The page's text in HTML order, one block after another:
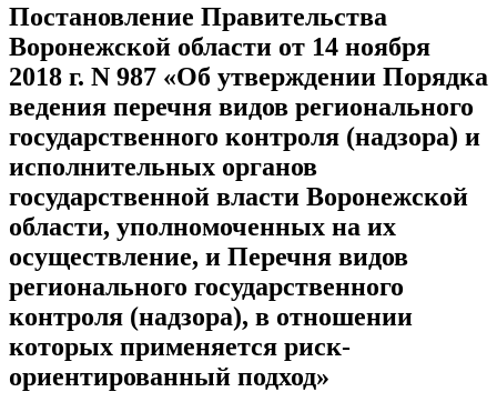
Постановление Правительства
Воронежской области от 14 ноября
2018 г. N 987 «Об утверждении Порядка
ведения перечня видов регионального
государственного контроля (надзора) и
исполнительных органов
государственной власти Воронежской
области, уполномоченных на их
осуществление, и Перечня видов
регионального государственного
контроля (надзора), в отношении
которых применяется риск-
ориентированный подход»